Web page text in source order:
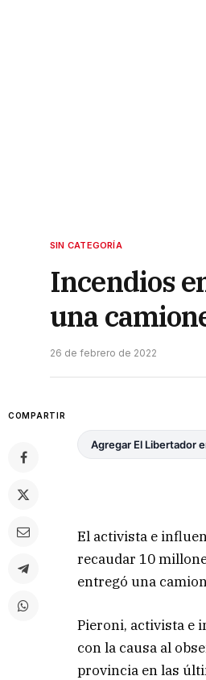
SIN CATEGORÍA
Incendios
una
26 de febrero de 2022
COMPARTIR
Agregar El Libertador
El activista e
recaudar 10
entregó una
Pieroni, activista e
con la causa al
provincia en las